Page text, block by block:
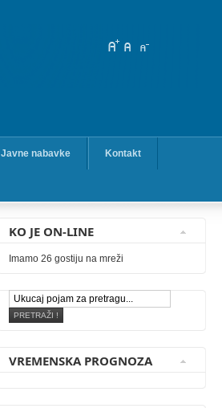
Javne nabavke Kontakt
KO JE ON-LINE
Imamo 26 gostiju na mreži
VREMENSKA PROGNOZA